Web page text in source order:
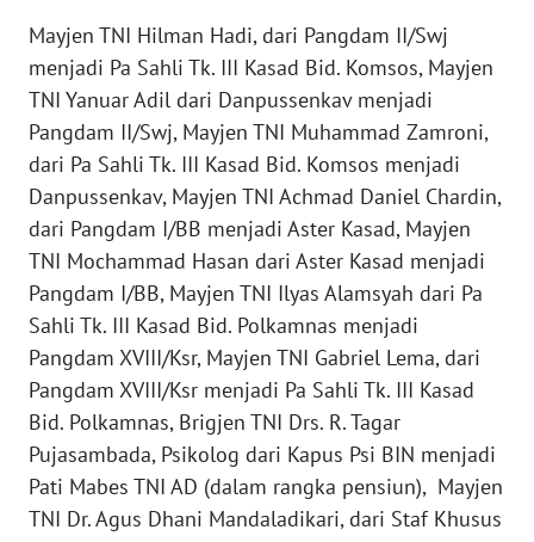
Mayjen TNI Hilman Hadi, dari Pangdam II/Swj
menjadi Pa Sahli Tk. III Kasad Bid. Komsos, Mayjen
TNI Yanuar Adil dari Danpussenkav menjadi
Pangdam II/Swj, Mayjen TNI Muhammad Zamroni,
dari Pa Sahli Tk. III Kasad Bid. Komsos menjadi
Danpussenkav, Mayjen TNI Achmad Daniel Chardin,
dari Pangdam I/BB menjadi Aster Kasad, Mayjen
TNI Mochammad Hasan dari Aster Kasad menjadi
Pangdam I/BB, Mayjen TNI Ilyas Alamsyah dari Pa
Sahli Tk. III Kasad Bid. Polkamnas menjadi
Pangdam XVIII/Ksr, Mayjen TNI Gabriel Lema, dari
Pangdam XVIII/Ksr menjadi Pa Sahli Tk. III Kasad
Bid. Polkamnas, Brigjen TNI Drs. R. Tagar
Pujasambada, Psikolog dari Kapus Psi BIN menjadi
Pati Mabes TNI AD (dalam rangka pensiun), Mayjen
TNI Dr. Agus Dhani Mandaladikari, dari Staf Khusus
SULUT
WN
MALUKU
MALUT
WN
DAIRI
WN
DANAU
TOBA
WN
NIAS